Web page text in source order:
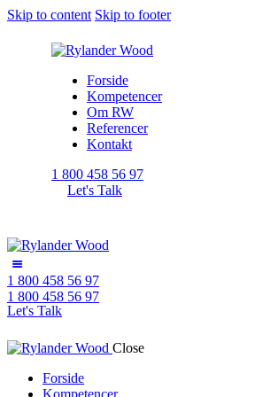
Skip to content Skip to footer
Forside
Kompetencer
Om RW
Referencer
Kontakt
1 800 458 56 97
Let's Talk
1 800 458 56 97
1 800 458 56 97
Let's Talk
Close
Forside
Kompetencer